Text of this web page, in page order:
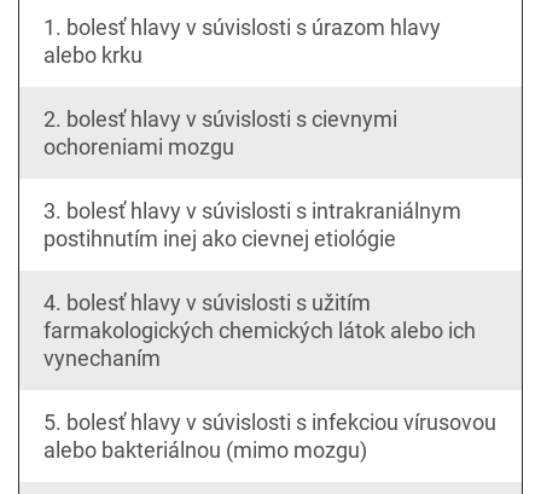
1. bolesť hlavy v súvislosti s úrazom hlavy
alebo krku
2. bolesť hlavy v súvislosti s cievnymi
ochoreniami mozgu
3. bolesť hlavy v súvislosti s intrakraniálnym
postihnutím inej ako cievnej etiológie
4. bolesť hlavy v súvislosti s užitím
farmakologických chemických látok alebo ich
vynechaním
5. bolesť hlavy v súvislosti s infekciou vírusovou
alebo bakteriálnou (mimo mozgu)